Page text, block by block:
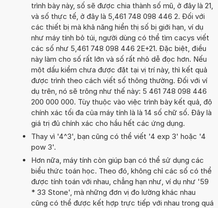
trình bày này, số sẽ được chia thành số mũ, ở đây là 21,
và số thực tế, ở đây là 5,461 748 098 446 2. Đối với
các thiết bị mà khả năng hiển thị số bị giới hạn, ví dụ
như máy tính bỏ túi, người dùng có thể tìm cacys viết
các số như 5,461 748 098 446 2E+21. Đặc biệt, điều
này làm cho số rất lớn và số rất nhỏ dễ đọc hơn. Nếu
một dấu kiểm chưa được đặt tại vị trí này, thì kết quả
được trình theo cách viết số thông thường. Đối với ví
dụ trên, nó sẽ trông như thế này: 5 461 748 098 446
200 000 000. Tùy thuộc vào việc trình bày kết quả, độ
chính xác tối đa của máy tính là là 14 số chữ số. Đây là
giá trị đủ chính xác cho hầu hết các ứng dụng.
Thay vì '4^3', bạn cũng có thể viết '4 exp 3' hoặc '4
pow 3'.
Hơn nữa, máy tính còn giúp bạn có thể sử dụng các
biểu thức toán học. Theo đó, không chỉ các số có thể
được tính toán với nhau, chẳng hạn như, ví dụ như '59
* 33 Stone', mà những đơn vị đo lường khác nhau
cũng có thể được kết hợp trực tiếp với nhau trong quá